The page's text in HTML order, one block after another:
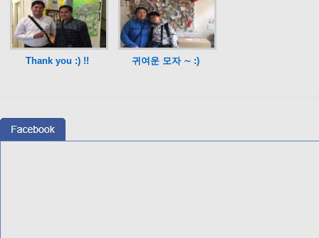
Thank you :) !! 귀여운 모자 ∼ :)